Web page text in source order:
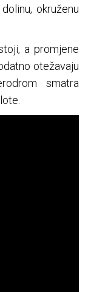
okruženu
a promjene
otežavaju
smatra